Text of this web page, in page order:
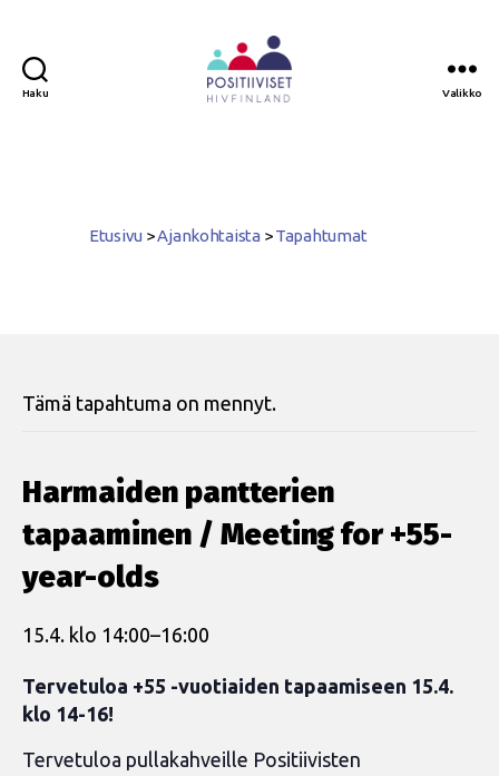
Haku Valikko
Etusivu >Ajankohtaista >Tapahtumat
Tämä tapahtuma on mennyt.
Harmaiden pantterien
tapaaminen / Meeting for +55-
year-olds
15.4. klo 14:00–16:00
Tervetuloa +55 -vuotiaiden tapaamiseen 15.4.
klo 14-16!
Tervetuloa pullakahveille Positiivisten